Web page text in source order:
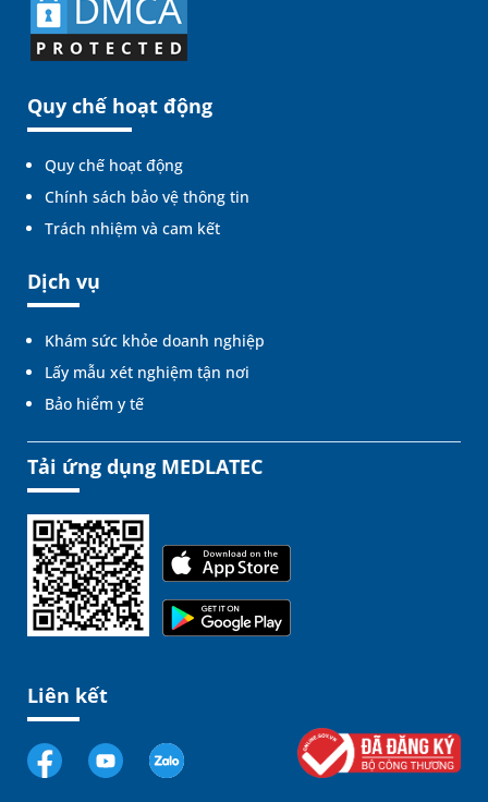
Quy chế hoạt động
Quy chế hoạt động
Chính sách bảo vệ thông tin
Trách nhiệm và cam kết
Dịch vụ
Khám sức khỏe doanh nghiệp
Lấy mẫu xét nghiệm tận nơi
Bảo hiểm y tế
Tải ứng dụng MEDLATEC
Liên kết